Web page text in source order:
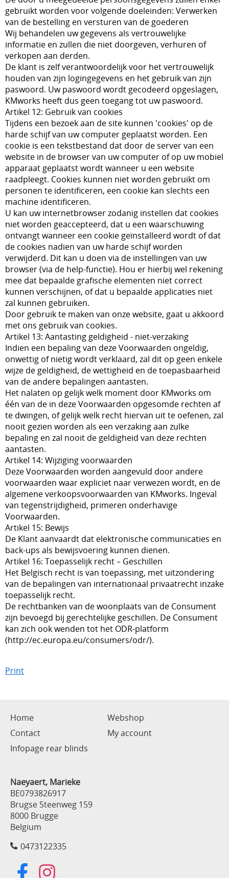
gebruikt worden voor volgende doeleinden: Verwerken
van de bestelling en versturen van de goederen
Wij behandelen uw gegevens als vertrouwelijke
informatie en zullen die niet doorgeven, verhuren of
verkopen aan derden.
De klant is zelf verantwoordelijk voor het vertrouwelijk
houden van zijn logingegevens en het gebruik van zijn
paswoord. Uw paswoord wordt gecodeerd opgeslagen,
KMworks heeft dus geen toegang tot uw paswoord.
Artikel 12: Gebruik van cookies
Tijdens een bezoek aan de site kunnen 'cookies' op de
harde schijf van uw computer geplaatst worden. Een
cookie is een tekstbestand dat door de server van een
website in de browser van uw computer of op uw mobiel
apparaat geplaatst wordt wanneer u een website
raadpleegt. Cookies kunnen niet worden gebruikt om
personen te identificeren, een cookie kan slechts een
machine identificeren.
U kan uw internetbrowser zodanig instellen dat cookies
niet worden geaccepteerd, dat u een waarschuwing
ontvangt wanneer een cookie geïnstalleerd wordt of dat
de cookies nadien van uw harde schijf worden
verwijderd. Dit kan u doen via de instellingen van uw
browser (via de help-functie). Hou er hierbij wel rekening
mee dat bepaalde grafische elementen niet correct
kunnen verschijnen, of dat u bepaalde applicaties niet
zal kunnen gebruiken.
Door gebruik te maken van onze website, gaat u akkoord
met ons gebruik van cookies.
Artikel 13: Aantasting geldigheid - niet-verzaking
Indien een bepaling van deze Voorwaarden ongeldig,
onwettig of nietig wordt verklaard, zal dit op geen enkele
wijze de geldigheid, de wettigheid en de toepasbaarheid
van de andere bepalingen aantasten.
Het nalaten op gelijk welk moment door KMworks om
één van de in deze Voorwaarden opgesomde rechten af
te dwingen, of gelijk welk recht hiervan uit te oefenen, zal
nooit gezien worden als een verzaking aan zulke
bepaling en zal nooit de geldigheid van deze rechten
aantasten.
Artikel 14: Wijziging voorwaarden
Deze Voorwaarden worden aangevuld door andere
voorwaarden waar expliciet naar verwezen wordt, en de
algemene verkoopsvoorwaarden van KMworks. Ingeval
van tegenstrijdigheid, primeren onderhavige
Voorwaarden.
Artikel 15: Bewijs
De Klant aanvaardt dat elektronische communicaties en
back-ups als bewijsvoering kunnen dienen.
Artikel 16: Toepasselijk recht – Geschillen
Het Belgisch recht is van toepassing, met uitzondering
van de bepalingen van internationaal privaatrecht inzake
toepasselijk recht.
De rechtbanken van de woonplaats van de Consument
zijn bevoegd bij gerechtelijke geschillen. De Consument
kan zich ook wenden tot het ODR-platform
(http://ec.europa.eu/consumers/odr/).
Print
Home
Webshop
Contact
My account
Infopage rear blinds
Naeyaert, Marieke
BE0793826917
Brugse Steenweg 159
8000 Brugge
Belgium
0473122335